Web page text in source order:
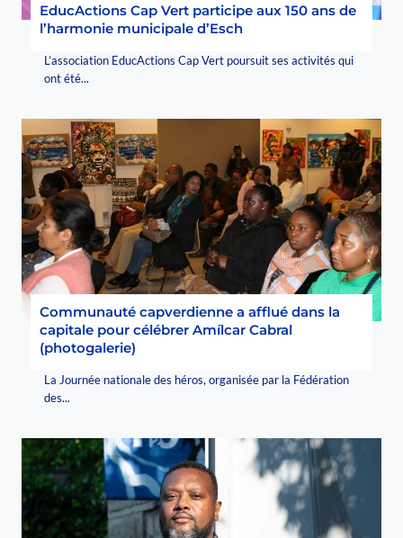
EducActions Cap Vert participe aux 150 ans de
l’harmonie municipale d’Esch
L’association EducActions Cap Vert poursuit ses activités qui
ont été...
Communauté capverdienne a afflué dans la
capitale pour célébrer Amílcar Cabral
(photogalerie)
La Journée nationale des héros, organisée par la Fédération
des...